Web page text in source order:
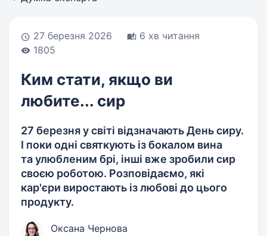
27 березня 2026
6 хв читання
1805
Ким стати, якщо ви
любите... сир
27 березня у світі відзначають День сиру.
І поки одні святкують із бокалом вина
та улюбленим брі, інші вже зробили сир
своєю роботою. Розповідаємо, які
кар'єри виростають із любові до цього
продукту.
Оксана Чернова